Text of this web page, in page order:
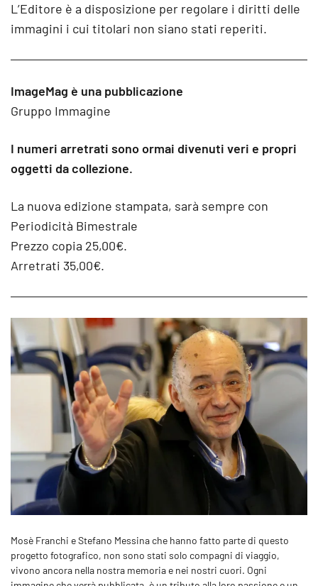
L’Editore è a disposizione per regolare i diritti delle
immagini i cui titolari non siano stati reperiti.
ImageMag è una pubblicazione
Gruppo Immagine
I numeri arretrati sono ormai divenuti veri e propri
oggetti da collezione.
La nuova edizione stampata, sarà sempre con
Periodicità Bimestrale
Prezzo copia 25,00€.
Arretrati 35,00€.
Mosè Franchi e Stefano Messina che hanno fatto parte di questo
progetto fotografico, non sono stati solo compagni di viaggio,
vivono ancora nella nostra memoria e nei nostri cuori. Ogni